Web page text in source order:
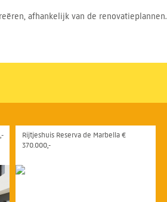
afhankelijk van de renovatieplannen.
Rijtjeshuis Reserva de Marbella €
370.000,-